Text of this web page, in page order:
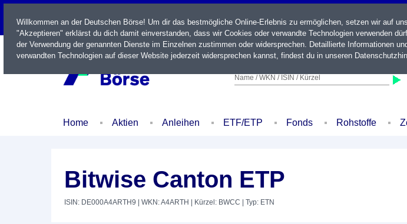
LIVE
Name / WKN / ISIN / Kürzel
Home Aktien Anleihen ETF/ETP Fonds Rohstoffe
Bitwise Canton ETP
ISIN: DE000A4ARTH9 | WKN: A4ARTH | Kürzel: BWCC | Typ: ETN
Willkommen an der Deutschen Börse! Um dir das bestmögliche Online-Erlebnis zu ermöglichen, setzen wir auf
"Akzeptieren" erklärst du dich damit einverstanden, dass wir Cookies oder verwandte Technologien verwenden
der Verwendung der genannten Dienste im Einzelnen zustimmen oder widersprechen. Detaillierte Informationen
verwandten Technologien auf dieser Website jederzeit widersprechen kannst, findest du in unseren